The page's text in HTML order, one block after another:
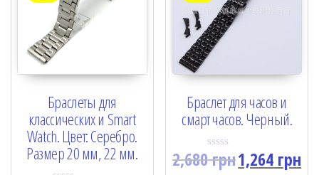
Браслеты для
классических и Smart
Watch. Цвет: Серебро.
Размер 20 мм, 22 мм.
Браслет для часов и
смарт часов. Черный.
R
2,680грн1,264 грн